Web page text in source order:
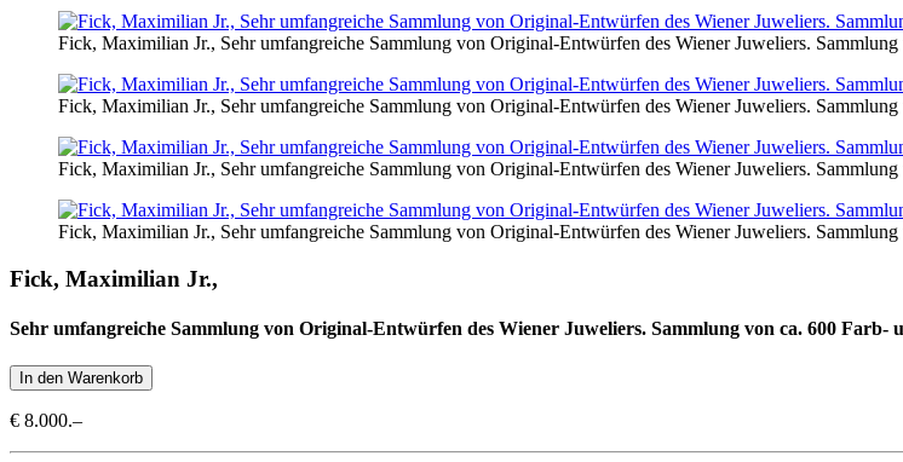
Fick, Maximilian Jr., Sehr umfangreiche Sammlung von Original-Entwürfen des Wiener Juweliers.
Fick, Maximilian Jr., Sehr umfangreiche Sammlung von Original-Entwürfen des Wiener Juweliers.
Fick, Maximilian Jr., Sehr umfangreiche Sammlung von Original-Entwürfen des Wiener Juweliers.
Fick, Maximilian Jr., Sehr umfangreiche Sammlung von Original-Entwürfen des Wiener Juweliers.
Fick, Maximilian Jr.,
Sehr umfangreiche Sammlung von Original-Entwürfen des Wiener Juweliers. Sammlung von ca. 600 Farb-
€ 8.000.–